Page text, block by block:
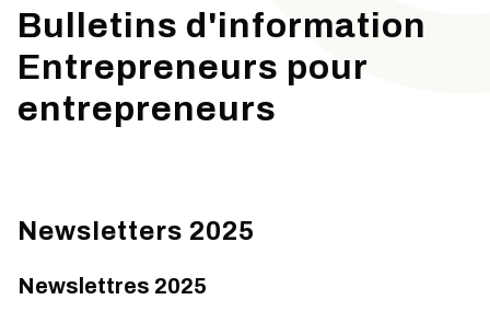
Bulletins d'information
Entrepreneurs pour
entrepreneurs
Newsletters 2025
Newslettres 2025